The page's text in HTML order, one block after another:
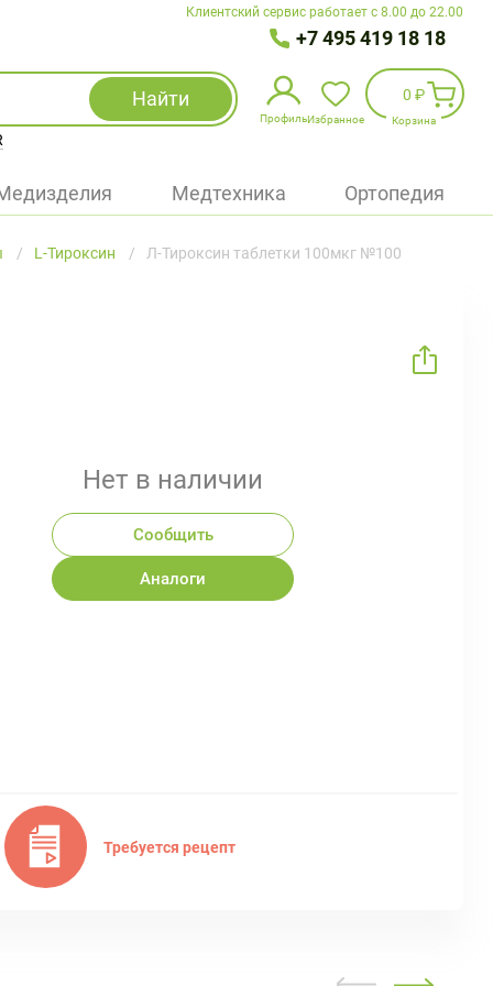
Клиентский сервис работает с 8.00 до 22.00
+7 495 419 18 18
Найти
Профиль
Избранное
Войти
Избранное
0 ₽
Корзина
Медтехника Ортопедия
L-Тироксин Л-Тироксин таблетки 100мкг №100
Нет в наличии
Сообщить
Аналоги
Требуется рецепт